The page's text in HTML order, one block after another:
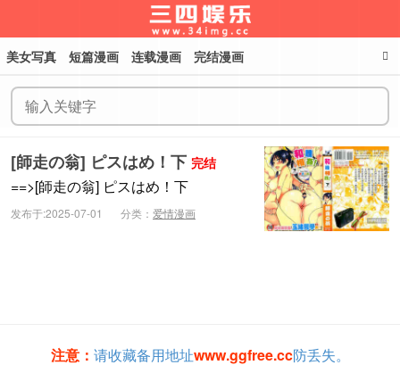
美女写真 短篇漫画 连载漫画 完结漫画
[師走の翁] ピスはめ！下 完结
==>[師走の翁] ピスはめ！下
发布于:2025-07-01 分类： 爱情漫画
注意： 请收藏备用地址www.ggfree.cc防丢失。